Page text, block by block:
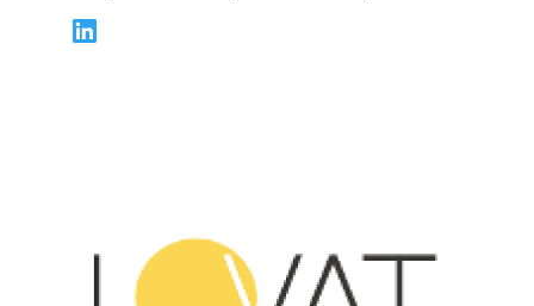
per privati e aziende, trattando temi come la